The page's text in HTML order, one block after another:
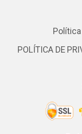
POLÍTICA DE